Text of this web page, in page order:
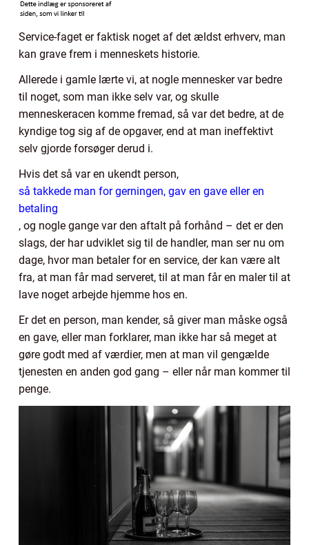
Service-faget er faktisk noget af det ældst erhverv, man
kan grave frem i menneskets historie.
Allerede i gamle lærte vi, at nogle mennesker var bedre
til noget, som man ikke selv var, og skulle
menneskeracen komme fremad, så var det bedre, at de
kyndige tog sig af de opgaver, end at man ineffektivt
selv gjorde forsøger derud i.
Hvis det så var en ukendt person,
så takkede man for gerningen, gav en gave eller en
betaling
, og nogle gange var den aftalt på forhånd – det er den
slags, der har udviklet sig til de handler, man ser nu om
dage, hvor man betaler for en service, der kan være alt
fra, at man får mad serveret, til at man får en maler til at
lave noget arbejde hjemme hos en.
Er det en person, man kender, så giver man måske også
en gave, eller man forklarer, man ikke har så meget at
gøre godt med af værdier, men at man vil gengælde
tjenesten en anden god gang – eller når man kommer til
penge.